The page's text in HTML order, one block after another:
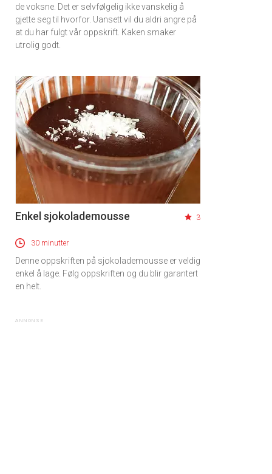
de voksne. Det er selvfølgelig ikke vanskelig å
gjette seg til hvorfor. Uansett vil du aldri angre på
at du har fulgt vår oppskrift. Kaken smaker
utrolig godt.
Enkel sjokolademousse 3
30 minutter
Denne oppskriften på sjokolademousse er veldig
enkel å lage. Følg oppskriften og du blir garantert
en helt.